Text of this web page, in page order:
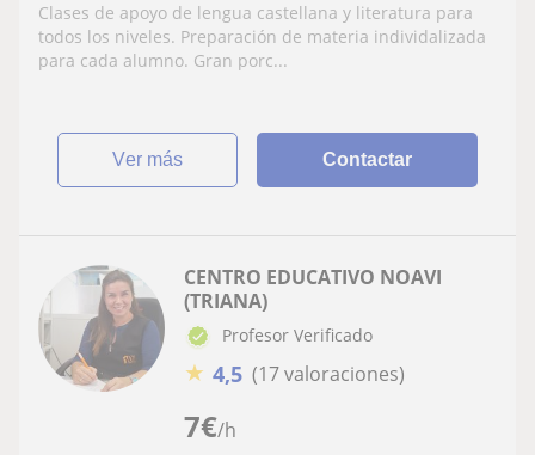
Clases de apoyo de lengua castellana y literatura para
todos los niveles. Preparación de materia individalizada
para cada alumno. Gran porc...
ver más Contactar
7€/h
CENTRO EDUCATIVO NOAVI
(TRIANA)
Profesor Verificado
★ 4,5 (17 valoraciones)